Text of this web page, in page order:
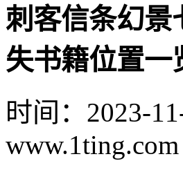
刺客信条幻景
失书籍位置一
时间：2023-
www.1ting.com